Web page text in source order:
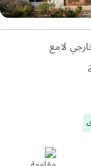
لامع